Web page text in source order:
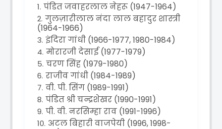
पंडित जवाहरलाल नेहरू (1947-1964)
गुलज़ारीलाल नंदा लाल बहादुर शास्त्री
(1964-1966)
इंदिरा गांधी (1966-1977, 1980-1984)
मोरारजी देसाई (1977-1979)
चरण सिंह (1979-1980)
राजीव गांधी (1984-1989)
वी. पी. सिंग (1989-1991)
पंडित श्री चन्द्रशेखर (1990-1991)
पी. वी. नरसिम्हा राव (1991-1996)
अटल बिहारी वाजपेयी (1996, 1998-